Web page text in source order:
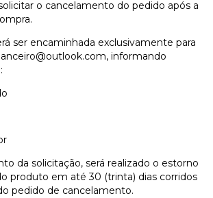
o cancelamento do pedido após a
ser encaminhada exclusivamente para
, informando
da solicitação, será realizado o estorno
produto em até 30 (trinta) dias corridos
pedido de cancelamento.